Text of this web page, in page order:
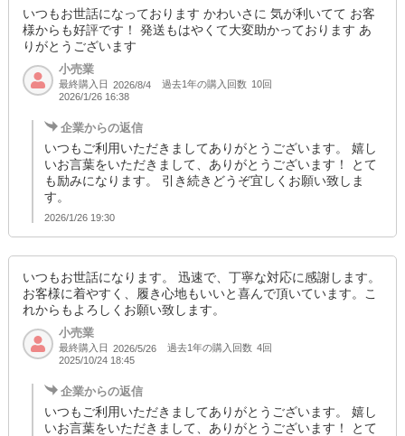
いつもお世話になっております かわいさに 気が利いてて お客
様からも好評です！ 発送もはやくて大変助かっております あ
りがとうございます
小売業
最終購入日 2026/8/4 過去1年の購入回数 10回
2026/1/26 16:38
企業からの返信
いつもご利用いただきましてありがとうございます。 嬉し
いお言葉をいただきまして、ありがとうございます！ とて
も励みになります。 引き続きどうぞ宜しくお願い致しま
す。
2026/1/26 19:30
いつもお世話になります。 迅速で、丁寧な対応に感謝します。
お客様に着やすく、履き心地もいいと喜んで頂いています。こ
れからもよろしくお願い致します。
小売業
最終購入日 2026/5/26 過去1年の購入回数 4回
2025/10/24 18:45
企業からの返信
いつもご利用いただきましてありがとうございます。 嬉し
いお言葉をいただきまして、ありがとうございます！ とて